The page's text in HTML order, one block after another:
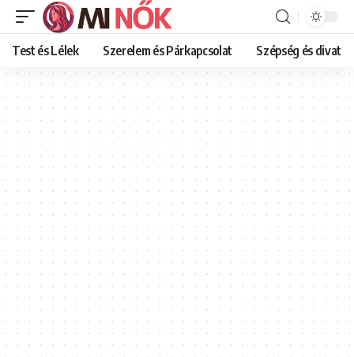
Test és Lélek Szerelem és Párkapcsolat Szépség és divat